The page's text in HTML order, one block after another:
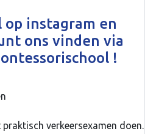
op instagram en
ons vinden via
!
verkeersexamen doen.